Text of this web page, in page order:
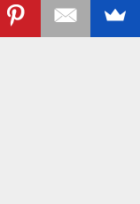
स्पोर्ट्स
ck